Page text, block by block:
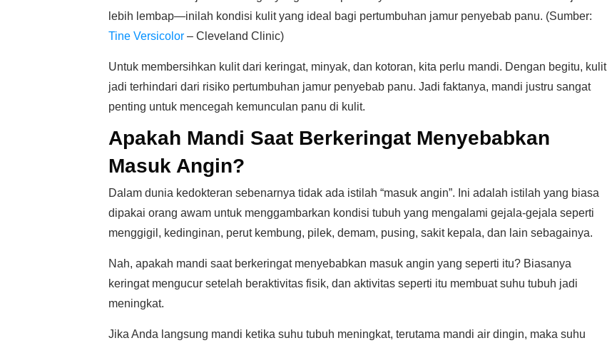
lebih lembap—inilah kondisi kulit yang ideal bagi pertumbuhan jamur penyebab panu. (Sumber:
Tine Versicolor – Cleveland Clinic)
Untuk membersihkan kulit dari keringat, minyak, dan kotoran, kita perlu mandi. Dengan begitu, kulit
jadi terhindari dari risiko pertumbuhan jamur penyebab panu. Jadi faktanya, mandi justru sangat
penting untuk mencegah kemunculan panu di kulit.
Apakah Mandi Saat Berkeringat Menyebabkan
Masuk Angin?
Dalam dunia kedokteran sebenarnya tidak ada istilah “masuk angin”. Ini adalah istilah yang biasa
dipakai orang awam untuk menggambarkan kondisi tubuh yang mengalami gejala-gejala seperti
menggigil, kedinginan, perut kembung, pilek, demam, pusing, sakit kepala, dan lain sebagainya.
Nah, apakah mandi saat berkeringat menyebabkan masuk angin yang seperti itu? Biasanya
keringat mengucur setelah beraktivitas fisik, dan aktivitas seperti itu membuat suhu tubuh jadi
meningkat.
Jika Anda langsung mandi ketika suhu tubuh meningkat, terutama mandi air dingin, maka suhu